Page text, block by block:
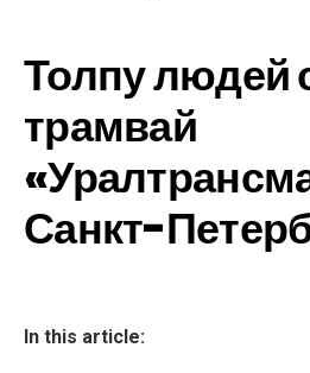
Толпу людей
трамвай
Санкт-
In this article: